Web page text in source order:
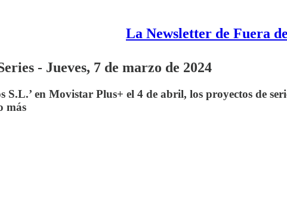
La Newsletter de Fuera
- Jueves, 7 de marzo de 2024
S.L.’ en Movistar Plus+ el 4 de abril, los proyectos de
más